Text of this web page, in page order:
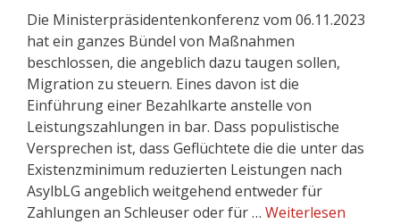
Die Ministerpräsidentenkonferenz vom 06.11.2023
hat ein ganzes Bündel von Maßnahmen
beschlossen, die angeblich dazu taugen sollen,
Migration zu steuern. Eines davon ist die
Einführung einer Bezahlkarte anstelle von
Leistungszahlungen in bar. Dass populistische
Versprechen ist, dass Geflüchtete die die unter das
Existenzminimum reduzierten Leistungen nach
AsylbLG angeblich weitgehend entweder für
Zahlungen an Schleuser oder für … Weiterlesen